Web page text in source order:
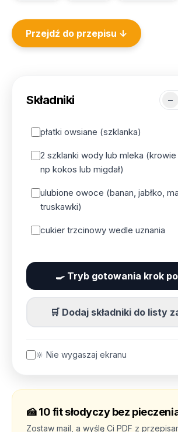
Przejdź do przepisu ↓
Składniki −
płatki owsiane (szklanka)
2 szklanki wody lub mleka (krowie
np kokos lub migdał)
ulubione owoce (banan, jabłko,
truskawki)
cukier trzcinowy wedle uznania
🍳 Tryb gotowania krok
🛒 Dodaj składniki do listy
🔆 Nie wygaszaj ekranu
🍰 10 fit słodyczy bez
Zostaw mail, a wyślę Ci PDF z